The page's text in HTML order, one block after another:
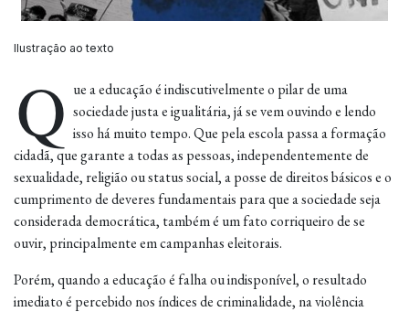
Ilustração ao texto
Q ue a educação é indiscutivelmente o pilar de uma
sociedade justa e igualitária, já se vem ouvindo e lendo
isso há muito tempo. Que pela escola passa a formação
cidadã, que garante a todas as pessoas, independentemente de
sexualidade, religião ou status social, a posse de direitos básicos e o
cumprimento de deveres fundamentais para que a sociedade seja
considerada democrática, também é um fato corriqueiro de se
ouvir, principalmente em campanhas eleitorais.
Porém, quando a educação é falha ou indisponível, o resultado
imediato é percebido nos índices de criminalidade, na violência